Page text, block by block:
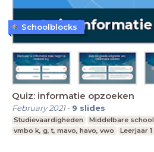
Quiz: informatie opzoeken
February 2021- 9 slides
Studievaardigheden
Middelbare school
vmbo k, g, t, mavo, havo, vwo
Leerjaar 1
Schoolblocks